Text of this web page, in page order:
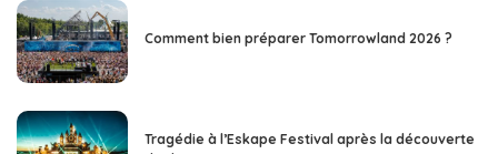
Comment bien préparer Tomorrowland 2026 ?
Tragédie à l’Eskape Festival après la découverte